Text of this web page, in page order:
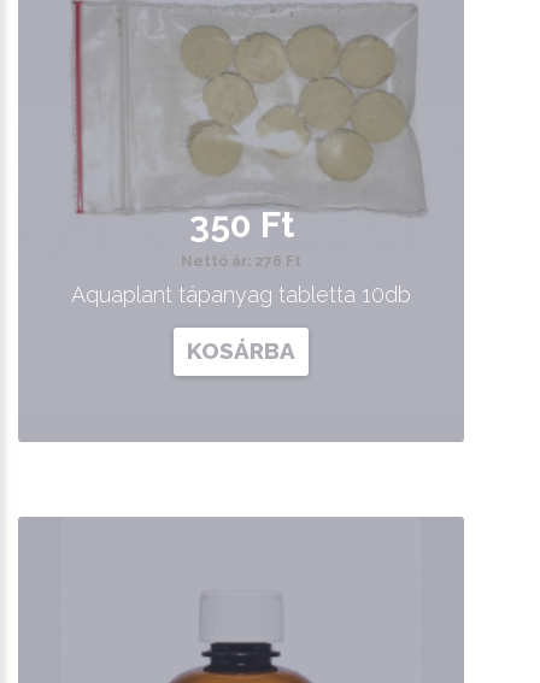
350 Ft
Nettó ár: 276 Ft
Aquaplant tápanyag tabletta 10db
KOSÁRBA